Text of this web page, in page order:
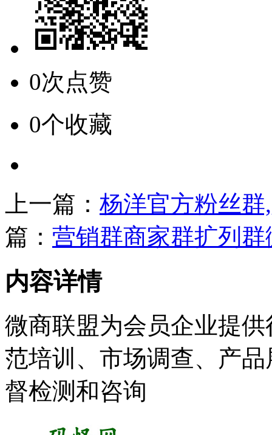
0次点赞
0个收藏
上一篇： 杨洋官方粉丝
篇： 营销群商家群扩列
内容详情
微商联盟为会员企业提
范培训、市场调查、产
督检测和咨询